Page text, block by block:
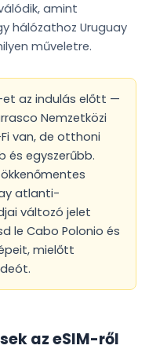
, amint
hálózathoz Uruguay
műveletre.
et az indulás előtt —
Nemzetközi
van, de otthoni
és egyszerűbb.
atlanti-
változó jelet
le Cabo Polonio és
mielőtt
az eSIM-ről